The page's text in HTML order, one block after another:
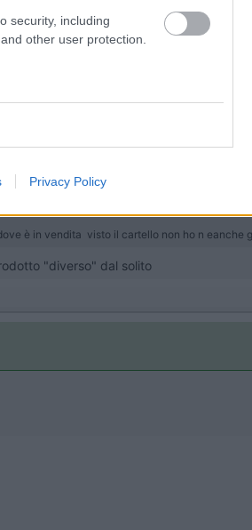
security, including
other user protection.
Privacy Policy
su tutte le pompe dove è in vendita
è in vendita visto il cartello non ho n eanche
"diverso" dal solito